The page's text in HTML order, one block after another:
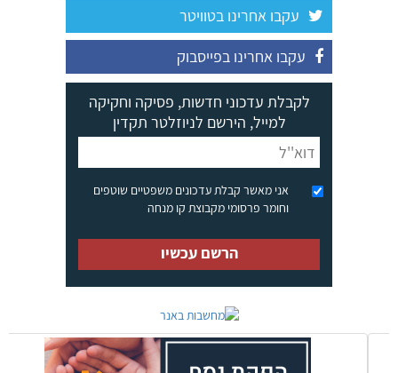
עקבו אחרינו בטוויטר
עקבו אחרינו בפייסבוק
לקבלת עדכוני חדשות, פסיקה וחקיקה
למייל, הירשם לניוזלטר תקדין
אני מאשר קבלת עדכונים משפטיים שוטפים
וחומר פרסומי מקבוצת קו מנחה
הרשם עכשיו